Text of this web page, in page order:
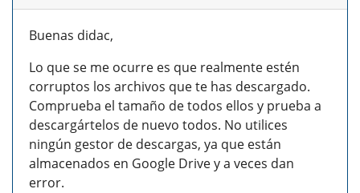
Buenas didac,
Lo que se me ocurre es que realmente estén
corruptos los archivos que te has descargado.
Comprueba el tamaño de todos ellos y prueba a
descargártelos de nuevo todos. No utilices
ningún gestor de descargas, ya que están
almacenados en Google Drive y a veces dan
error.